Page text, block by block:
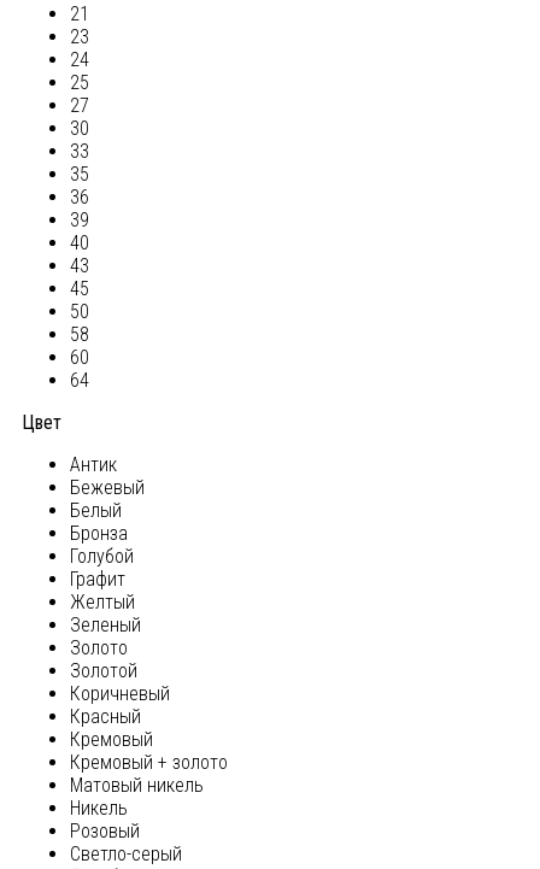
21
23
24
25
27
30
33
35
36
39
40
43
45
50
58
60
64
Цвет
Антик
Бежевый
Белый
Бронза
Голубой
Графит
Желтый
Зеленый
Золото
Золотой
Коричневый
Красный
Кремовый
Кремовый + золото
Матовый никель
Никель
Розовый
Светло-серый